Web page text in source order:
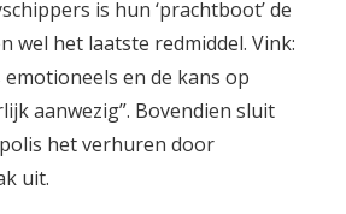
is hun ‘prachtboot’ de
wel het laatste redmiddel. Vink:
emotioneels en de kans op
aanwezig”. Bovendien sluit
het verhuren door
uit.